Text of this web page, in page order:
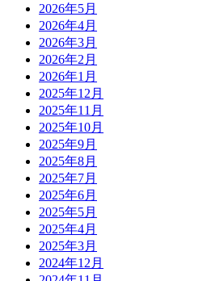
2026年5月
2026年4月
2026年3月
2026年2月
2026年1月
2025年12月
2025年11月
2025年10月
2025年9月
2025年8月
2025年7月
2025年6月
2025年5月
2025年4月
2025年3月
2024年12月